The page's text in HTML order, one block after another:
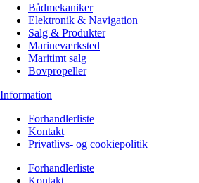
Bådmekaniker
Elektronik & Navigation
Salg & Produkter
Marineværksted
Maritimt salg
Bovpropeller
Information
Forhandlerliste
Kontakt
Privatlivs- og cookiepolitik
Forhandlerliste
Kontakt